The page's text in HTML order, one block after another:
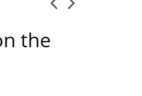
the